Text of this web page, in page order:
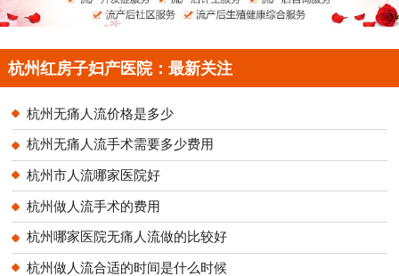
杭州红房子妇产医院：最新关注
杭州无痛人流价格是多少
杭州无痛人流手术需要多少费用
杭州市人流哪家医院好
杭州做人流手术的费用
杭州哪家医院无痛人流做的比较好
杭州做人流合适的时间是什么时候